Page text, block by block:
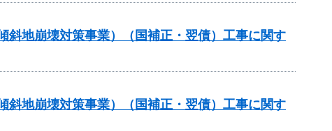
地崩壊対策事業）（国補正・翌債）工事に関す
地崩壊対策事業）（国補正・翌債）工事に関す